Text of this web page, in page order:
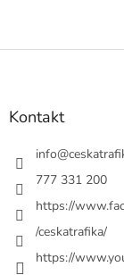
Z
Kontakt
info@
777 331 200
https://
/ceskatrafika/
https://